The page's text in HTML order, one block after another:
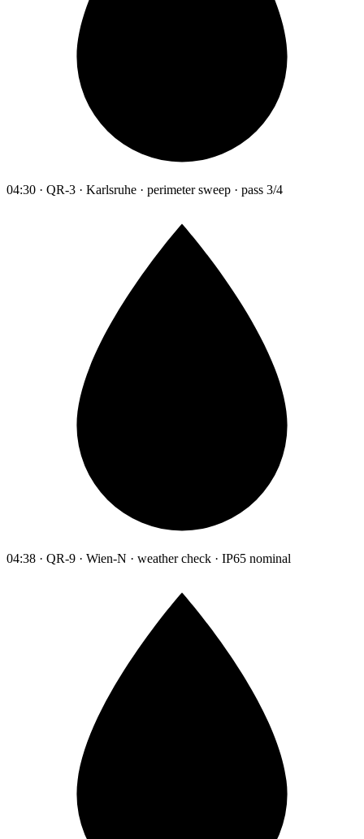
04:30 · QR-3 · Karlsruhe · perimeter sweep · pass 3/4
04:38 · QR-9 · Wien-N · weather check · IP65 nominal